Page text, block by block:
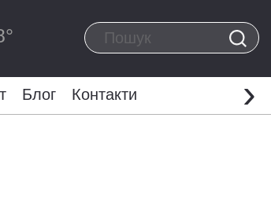
°
Блог Контакти ›